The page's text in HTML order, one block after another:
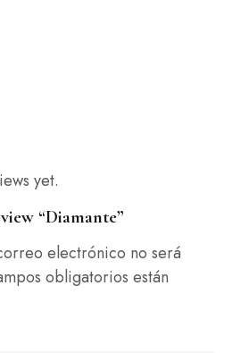
yet.
“Diamante”
electrónico no será
obligatorios están